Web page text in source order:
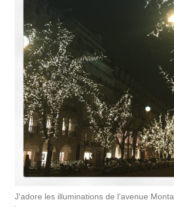
J’adore les illuminations de l’avenue